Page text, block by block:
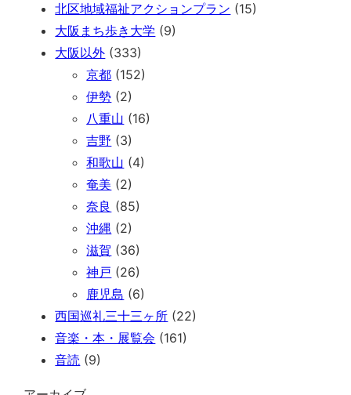
北区地域福祉アクションプラン (15)
大阪まち歩き大学 (9)
大阪以外 (333)
京都 (152)
伊勢 (2)
八重山 (16)
吉野 (3)
和歌山 (4)
奄美 (2)
奈良 (85)
沖縄 (2)
滋賀 (36)
神戸 (26)
鹿児島 (6)
西国巡礼三十三ヶ所 (22)
音楽・本・展覧会 (161)
音読 (9)